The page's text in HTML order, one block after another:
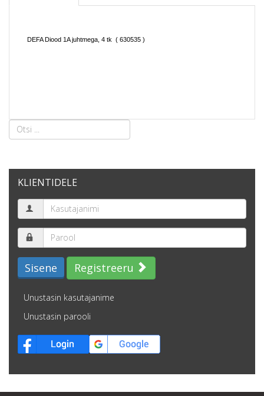
DEFA Diood 1A juhtmega, 4 tk ( 630535 )
KLIENTIDELE
Sisene Registreeru
Unustasin kasutajanime
Unustasin parooli